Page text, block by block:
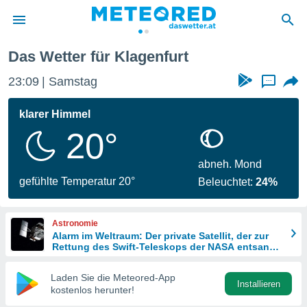
wurde
dass
sind.
diese
Das Wetter für Klagenfurt
23:09 Samstag ...
klarer Himmel
20°
gefühlte Temperatur 20°
abneh. Mond
Beleuchtet:24%
Astronomie
Alarm im Weltraum: Der private Satellit, der zur
Rettung des Swift-Teleskops der NASA entsandt
Laden Sie die Meteored-App
kostenlos herunter!
Installieren